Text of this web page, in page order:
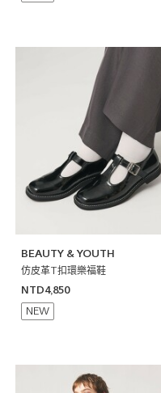
BEAUTY & YOUTH
仿皮革T扣環樂福鞋
NTD4,850
NEW